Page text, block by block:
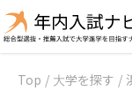
Top / 大学を探す /